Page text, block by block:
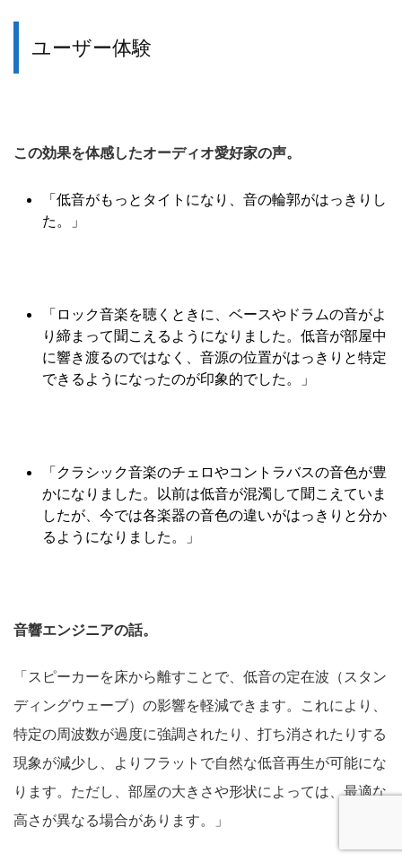
ユーザー体験
この効果を体感したオーディオ愛好家の声。
「低音がもっとタイトになり、音の輪郭がはっきりし
た。」
「ロック音楽を聴くときに、ベースやドラムの音がよ
り締まって聞こえるようになりました。低音が部屋中
に響き渡るのではなく、音源の位置がはっきりと特定
できるようになったのが印象的でした。」
「クラシック音楽のチェロやコントラバスの音色が豊
かになりました。以前は低音が混濁して聞こえていま
したが、今では各楽器の音色の違いがはっきりと分か
るようになりました。」
音響エンジニアの話。
「スピーカーを床から離すことで、低音の定在波（スタン
ディングウェーブ）の影響を軽減できます。これにより、
特定の周波数が過度に強調されたり、打ち消されたりする
現象が減少し、よりフラットで自然な低音再生が可能にな
ります。ただし、部屋の大きさや形状によっては、最適な
高さが異なる場合があります。」